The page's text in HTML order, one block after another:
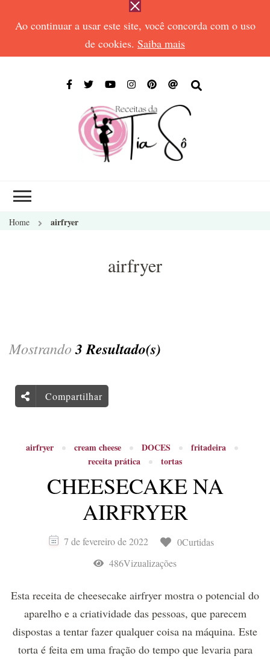
Ao continuar a usar este site, você concorda com o uso
de cookies. Saiba mais
Home airfryer
airfryer
Mostrando3 Resultado(s)
Compartilhar
airfryer cream cheese DOCES
fritadeira
receita prática
tortas
CHEESECAKE NA
AIRFRYER
7 de fevereiro de 2022
0Curtidas
486Vizualizações
Esta receita de cheesecake airfryer mostra o potencial do
aparelho e a criatividade das pessoas, que parecem
dispostas a tentar fazer qualquer coisa na máquina. Este
torta é feita em uma fração do tempo que levaria para